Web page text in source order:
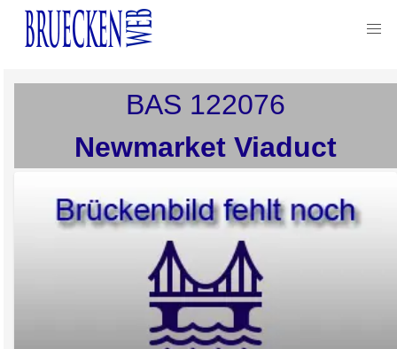
BAS 122076
Newmarket Viaduct